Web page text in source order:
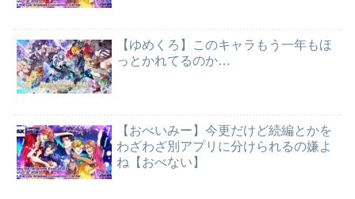
【ゆめくろ】このキャラもう一年もほ
っとかれてるのか…
【おべいみー】今更だけど続編とかを
わざわざ別アプリに分けられるの嫌よ
ね【おべない】